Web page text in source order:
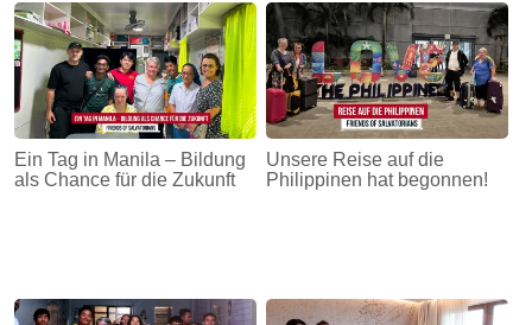
Ein Tag in Manila – Bildung
als Chance für die Zukunft
Unsere Reise auf die
Philippinen hat begonnen!